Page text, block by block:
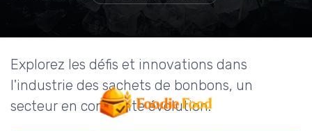
Explorez les défis et innovations dans
l'industrie des sachets de bonbons, un
secteur en constante évolution.